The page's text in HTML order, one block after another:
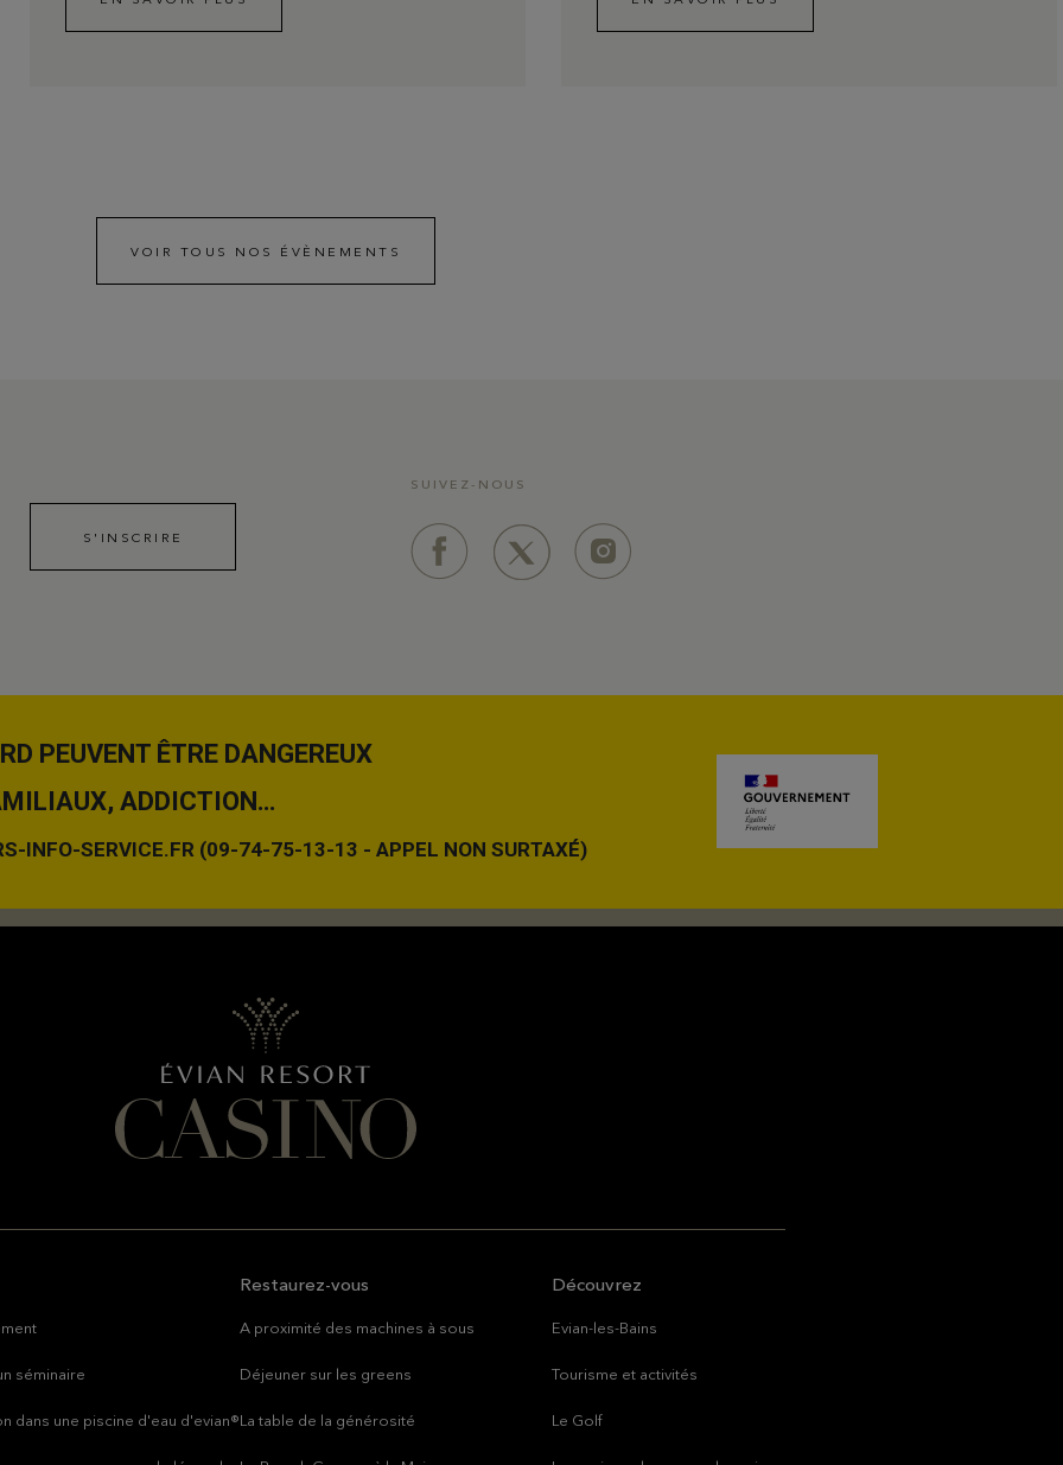
VOIR TOUS NOS ÉVÈNEMENTS
S'INSCRIRE
SUIVEZ-NOUS
PEUVENT ÊTRE DANGEREUX
ADDICTION…
INFO-SERVICE.FR (09-74-75-13-13 - APPEL NON SURTAXÉ)
séminaire
dans une piscine d'eau d'evian®
Restaurez-vous
A proximité des machines à sous
Déjeuner sur les greens
La table de la générosité
Découvrez
Evian-les-Bains
Tourisme et activités
Le Golf